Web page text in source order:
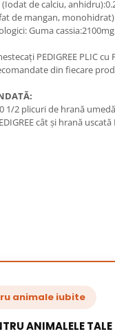
de calciu,
de mangan,
Guma
PEDIGREE PLIC cu
din fiecare
1/2 plicuri de hrană
cât şi hrană uscată
animale iubite
ANIMALELE TALE